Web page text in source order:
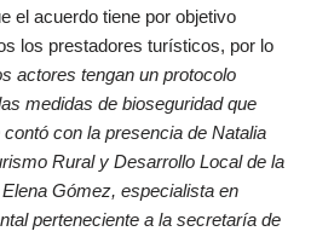
el acuerdo tiene por objetivo
los prestadores turísticos, por lo
actores tengan un protocolo
medidas de bioseguridad que
con la presencia de Natalia
Rural y Desarrollo Local de la
Gómez, especialista en
perteneciente a la secretaría de